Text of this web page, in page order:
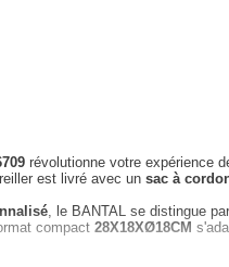
révolutionne votre expérience
est livré avec un sac à
, le BANTAL se distingue
compact 28X18XØ18CM